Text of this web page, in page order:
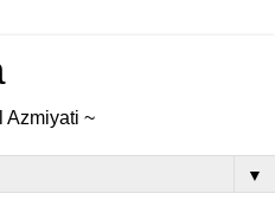
Azmiyati ~
▼